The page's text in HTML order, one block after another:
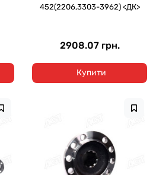
452(2206,3303-3962) <ДК>
2908.07 грн.
Купити